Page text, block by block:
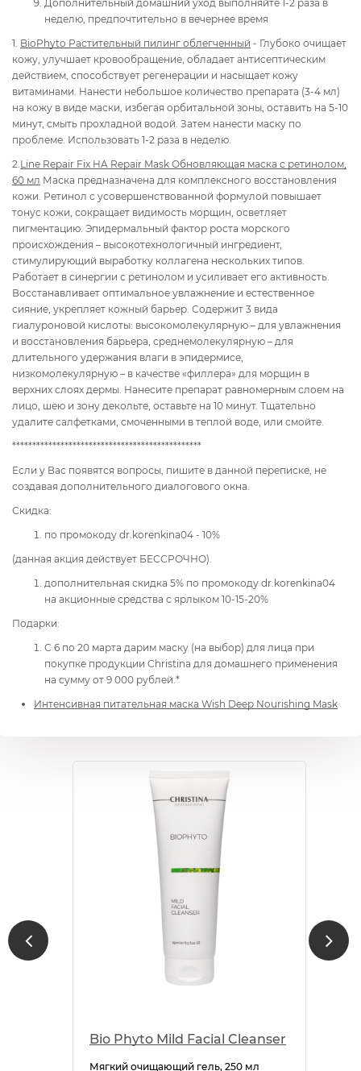
Дополнительный домашний уход выполняйте 1-2 раза в
неделю, предпочтительно в вечернее время
1. BioPhyto Растительный пилинг облегченный - Глубоко очищает
кожу, улучшает кровообращение, обладает антисептическим
действием, способствует регенерации и насыщает кожу
витаминами. Нанести небольшое количество препарата (3-4 мл)
на кожу в виде маски, избегая орбитальной зоны, оставить на 5-10
минут, смыть прохладной водой. Затем нанести маску по
проблеме. Использовать 1-2 раза в неделю.
2. Line Repair Fix HA Repair Mask Обновляющая маска с ретинолом,
60 мл Маска предназначена для комплексного восстановления
кожи. Ретинол с усовершенствованной формулой повышает
тонус кожи, сокращает видимость морщин, осветляет
пигментацию. Эпидермальный фактор роста морского
происхождения – высокотехнологичный ингредиент,
стимулирующий выработку коллагена нескольких типов.
Работает в синергии с ретинолом и усиливает его активность.
Восстанавливает оптимальное увлажнение и естественное
сияние, укрепляет кожный барьер. Содержит 3 вида
гиалуроновой кислоты: высокомолекулярную – для увлажнения
и восстановления барьера, среднемолекулярную – для
длительного удержания влаги в эпидермисе,
низкомолекулярную – в качестве «филлера» для морщин в
верхних слоях дермы. Нанесите препарат равномерным слоем на
лицо, шею и зону декольте, оставьте на 10 минут. Тщательно
удалите салфетками, смоченными в теплой воде, или смойте.
***********************************************
Если у Вас появятся вопросы, пишите в данной переписке, не
создавая дополнительного диалогового окна.
Скидка:
по промокоду dr.korenkina04 - 10%
(данная акция действует БЕССРОЧНО).
дополнительная скидка 5% по промокоду dr.korenkina04
на акционные средства с ярлыком 10-15-20%
Подарки:
С 6 по 20 марта дарим маску (на выбор) для лица при
покупке продукции Christina для домашнего применения
на сумму от 9 000 рублей.*
Интенсивная питательная маска Wish Deep Nourishing Mask
Bio Phyto Mild Facial Cleanser
Мягкий очищающий гель, 250 мл